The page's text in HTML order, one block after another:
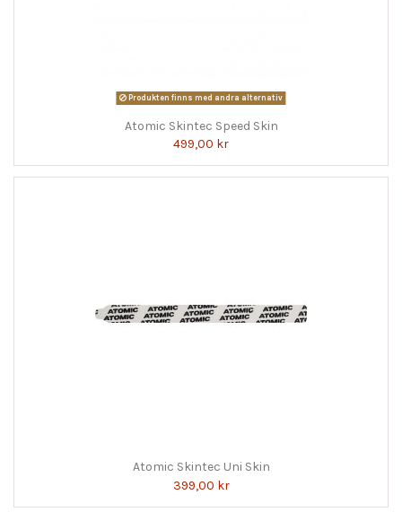
Produkten finns med andra alternativ
Atomic Skintec Speed Skin
499,00 kr
Atomic Skintec Uni Skin
399,00 kr